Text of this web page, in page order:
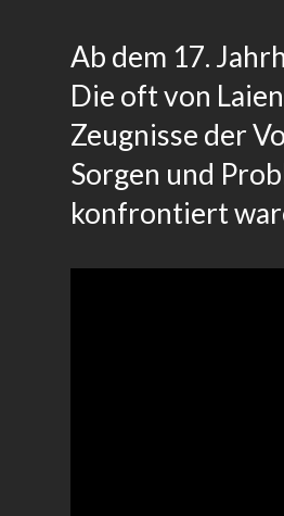
Ab dem 17.
Die oft von
Zeugnisse der
Sorgen und
konfrontiert